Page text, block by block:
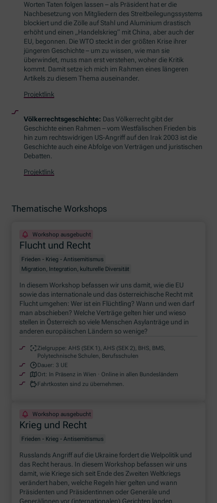
Worten Taten folgen lassen – als Präsident hat er die
Nachbesetzung von Mitgliedern des Streitbeilegungssystems
blockiert und die Zölle auf Stahl und Aluminium drastisch
erhöht und einen „Handelskrieg“ mit China, aber auch der
EU, begonnen. Die WTO steckt in der größten Krise ihrer
jüngeren Geschichte – um zu wissen, wie man sie
überwindet, muss man erst verstehen, woher die Kritik
kommt. Damit setze ich mich im Rahmen eines längeren
Artikels zu diesem Thema auseinander.
Projektlink
Völkerrechtsgeschichte: Das Völkerrecht gibt der
Geschichte einen Rahmen – vom Westfälischen Frieden bis
hin zum rechtswidrigen US-Angriff auf den Irak 2003 ist die
Geschichte auch eine Abfolge von Verträgen und juristischen
Debatten.
Projektlink
Thematische Workshops
Flucht und Recht
Workshop ausgebucht
Frieden - Krieg - Antisemitismus
Migration, Integration, kulturelle Diversität
In diesemWorkshop befassen wir uns damit, wie die EU
sowie das internationale und das österreichische Recht mit
Flucht umgehen: Wer ist ein Flüchtling? Wann und wen darf
man abschieben? Welche Verträge gelten hier und wieso
stellen in Österreich so viele Menschen Asylanträge und in
anderen europäischen Ländern so wenige?
Zielgruppe: AHS (SEK 1), AHS (SEK 2), BHS, BMS,
Polytechnische Schulen, Berufsschulen
Dauer: 3 UE
Ort: In Präsenz in Wien · Online in allen Bundesländern
Fahrtkosten sind zu übernehmen.
Krieg und Recht
Workshop ausgebucht
Frieden - Krieg - Antisemitismus
Russlands Angriff auf die Ukraine fordert die Welpolitik und
das Recht heraus. In diesem Workshop befassen wir uns
damit, wie Kriege sich seit Ende des Zweiten Weltkriegs
verändert haben, welche Regeln hier gelten und wann
Präsidenten und Präsidentinnen oder Generäle und
Generälinnen vor (internationalen) Gerichten landen